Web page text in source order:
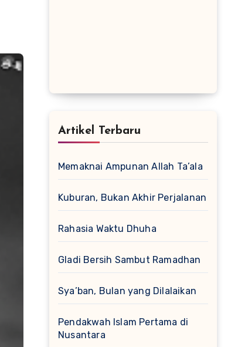
Artikel Terbaru
Memaknai Ampunan Allah Ta’ala
Kuburan, Bukan Akhir Perjalanan
Rahasia Waktu Dhuha
Gladi Bersih Sambut Ramadhan
Sya’ban, Bulan yang Dilalaikan
Pendakwah Islam Pertama di
Nusantara